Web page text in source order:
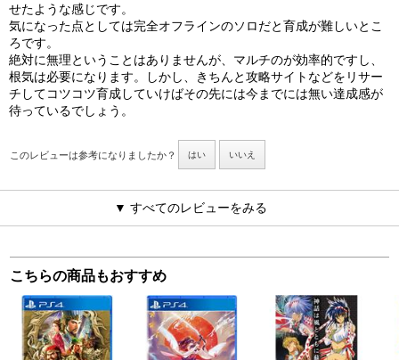
せたような感じです。
気になった点としては完全オフラインのソロだと育成が難しいとこ
ろです。
絶対に無理ということはありませんが、マルチのが効率的ですし、
根気は必要になります。しかし、きちんと攻略サイトなどをリサー
チしてコツコツ育成していけばその先には今までには無い達成感が
待っているでしょう。
このレビューは参考になりましたか？ はい いいえ
▼ すべてのレビューをみる
こちらの商品もおすすめ